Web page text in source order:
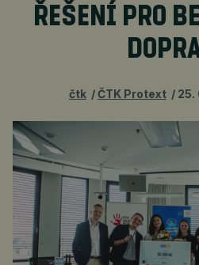
ŘEŠENÍ PRO
čtk ČTK Protext 25.